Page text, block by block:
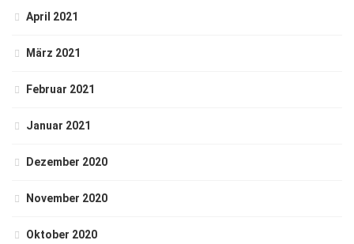
April 2021
März 2021
Februar 2021
Januar 2021
Dezember 2020
November 2020
Oktober 2020